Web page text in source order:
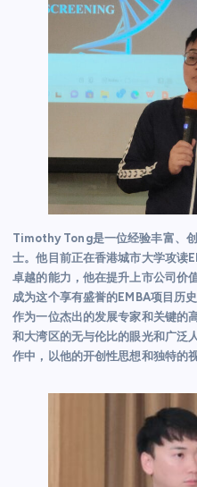
Timothy Tong是一位经验丰富、
士。他目前正在香港城市大学攻读
卓越的能力，他在提升上市公司价
成为这个享有盛誉的EMBA项目历
作为一位杰出的发展专家和关键的
和大湾区的无与伦比的眼光和广泛
作中，以他的开创性思想和独特的